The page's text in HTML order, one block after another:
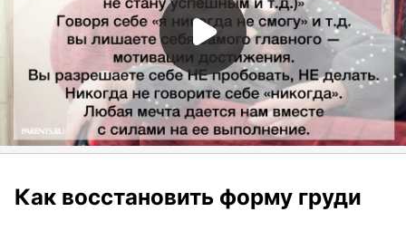
Как восстановить форму груди